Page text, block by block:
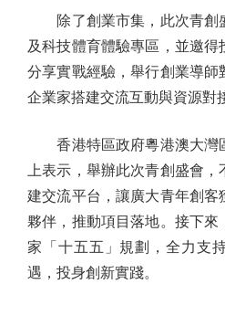
除了創業市集，此次青創
及科技體育體驗專區，並邀
分享實戰經驗，舉行創業導
企業家搭建交流互動與資源對
香港特區政府粵港澳大灣
上表示，舉辦此次青創盛會
建交流平台，讓廣大青年創
夥伴，推動項目落地。接下來
家「十五五」規劃，全力支
遇，投身創新實踐。